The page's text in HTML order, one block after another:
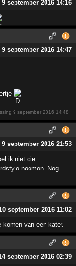
9 september 2016 14:16
9 september 2016 14:47
9 september 2016 14:48
9 september 2016 21:53
ik niet die
noemen. Nog
september 2016 11:02
komen van een kater.
september 2016 02:39